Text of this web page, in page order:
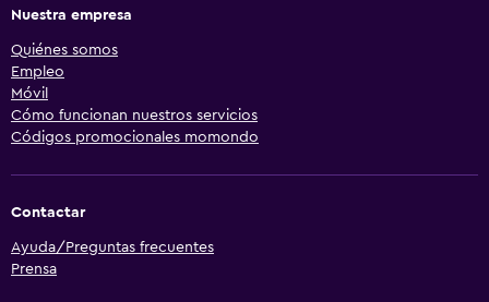
Nuestra empresa
Quiénes somos
Empleo
Móvil
Cómo funcionan nuestros servicios
Códigos promocionales momondo
Contactar
Ayuda/Preguntas frecuentes
Prensa